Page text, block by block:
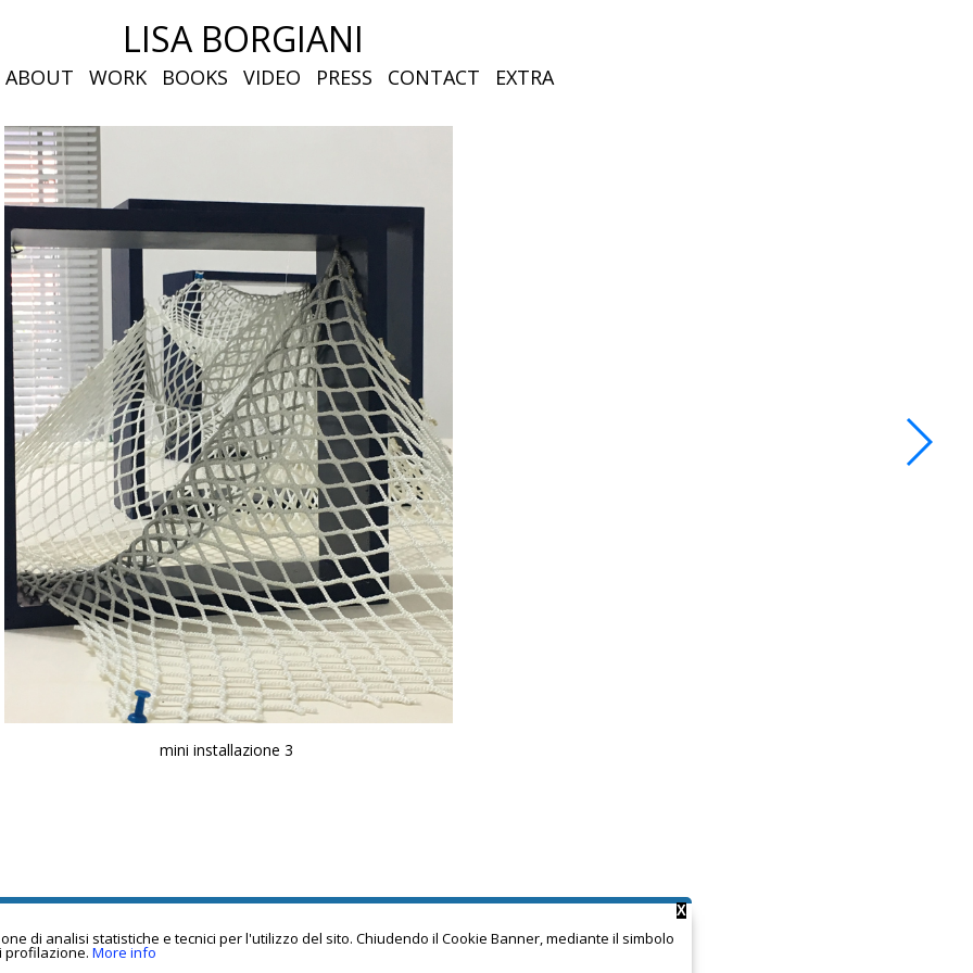
LISA BORGIANI
ABOUT WORK BOOKS VIDEO PRESS CONTACT EXTRA
mini installazione 3
X
di analisi statistiche e tecnici per l'utilizzo del sito. Chiudendo il Cookie Banner, mediante il simbolo
profilazione. More info